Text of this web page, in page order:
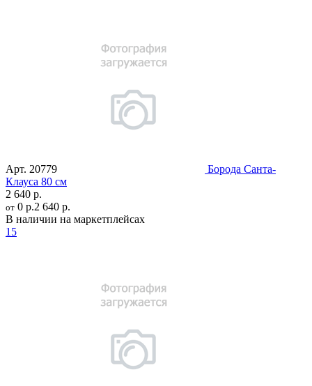
Арт. 20779
Борода Санта-
Клауса 80 см
2 640 р.
от 0 р.2 640 р.
В наличии на маркетплейсах
15